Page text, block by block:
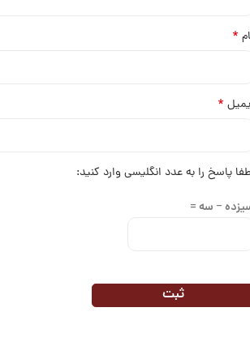
*
*
پاسخ را به عدد انگلیسی وارد کنید:
− سه =